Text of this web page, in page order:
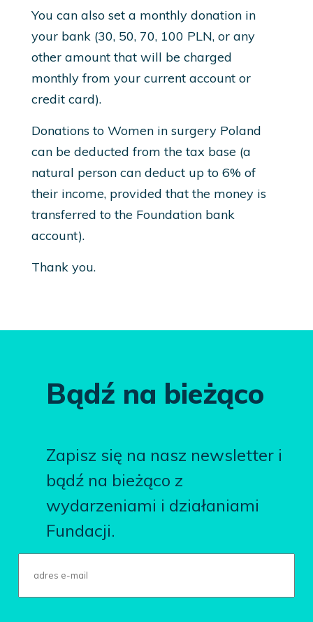
You can also set a monthly donation in
your bank (30, 50, 70, 100 PLN, or any
other amount that will be charged
monthly from your current account or
credit card).
Donations to Women in surgery Poland
can be deducted from the tax base (a
natural person can deduct up to 6% of
their income, provided that the money is
transferred to the Foundation bank
account).
Thank you.
Bądź na bieżąco
Zapisz się na nasz newsletter i
bądź na bieżąco z
wydarzeniami i działaniami
Fundacji.